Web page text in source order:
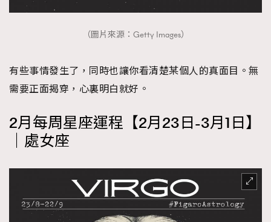
（圖片來源：Getty Images）
有些事情發生了，同時也讓你看清楚某個人的真面目。無
需要正面揭穿，心裏明白就好。
2月每周星座運程【2月23日-3月1日】
｜處女座